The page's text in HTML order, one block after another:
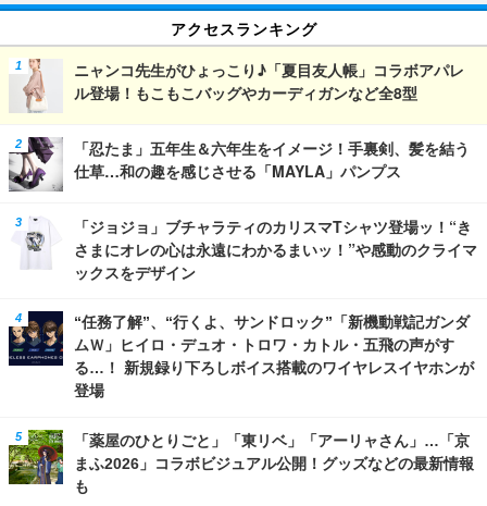
アクセスランキング
ニャンコ先生がひょっこり♪「夏目友人帳」コラボアパレ
ル登場！もこもこバッグやカーディガンなど全8型
「忍たま」五年生＆六年生をイメージ！手裏剣、髪を結う
仕草…和の趣を感じさせる「MAYLA」パンプス
「ジョジョ」ブチャラティのカリスマTシャツ登場ッ！“き
さまにオレの心は永遠にわかるまいッ！”や感動のクライマ
ックスをデザイン
“任務了解”、“行くよ、サンドロック”「新機動戦記ガンダ
ムＷ」ヒイロ・デュオ・トロワ・カトル・五飛の声がす
る…！ 新規録り下ろしボイス搭載のワイヤレスイヤホンが
登場
「薬屋のひとりごと」「東リベ」「アーリャさん」…「京
まふ2026」コラボビジュアル公開！グッズなどの最新情報
も